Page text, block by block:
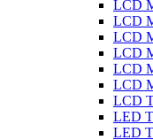
LCD
LCD
LCD
LCD
LCD
LCD
LCD
LED
LED